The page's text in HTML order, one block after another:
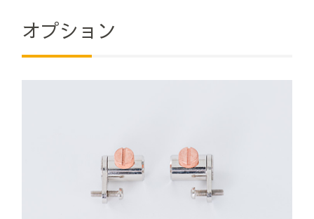
オプション